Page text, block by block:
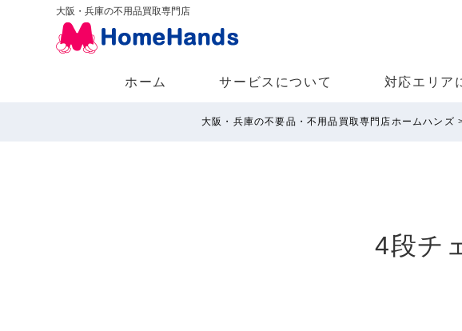
大阪・兵庫の不用品買取専門店
ホーム サービスについて 対応エリア
大阪・兵庫の不要品・不用品買取専門店ホームハンズ
4段チ